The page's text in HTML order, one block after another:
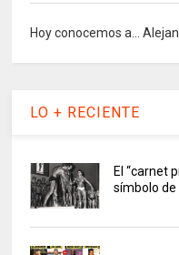
Hoy conocemos a...
LO + RECIENTE
El “carnet
símbolo